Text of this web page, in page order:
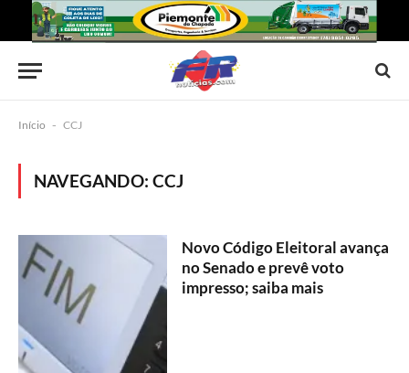
Início - CCJ
NAVEGANDO:CCJ
Novo Código Eleitoral avança
no Senado e prevê voto
impresso; saiba mais